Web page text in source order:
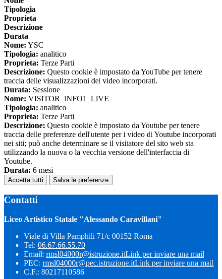
Tipologia
Proprieta
Descrizione
Durata
Nome: YSC
Tipologia: analitico
Proprieta: Terze Parti
Descrizione: Questo cookie è impostato da YouTube per tenere
traccia delle visualizzazioni dei video incorporati.
Durata: Sessione
Nome: VISITOR_INFO1_LIVE
Tipologia: analitico
Proprieta: Terze Parti
Descrizione: Questo cookie è impostato da Youtube per tenere
traccia delle preferenze dell'utente per i video di Youtube incorporati
nei siti; può anche determinare se il visitatore del sito web sta
utilizzando la nuova o la vecchia versione dell'interfaccia di
Youtube.
Durata: 6 mesi
Accetta tutti Salva le preferenze
Contatti
Liceo Artistico Statale "Alessando Caravillani"
Viale di Villa Pamphili 71/c 00152 Roma
Tel: 06.67.66.55.70
Email: rmsl04000r@istruzione.itLink per inviare una mail
PEC: rmsl04000r@pec.istruzione.itLink per inviare una mail
C.F.: 80217110586